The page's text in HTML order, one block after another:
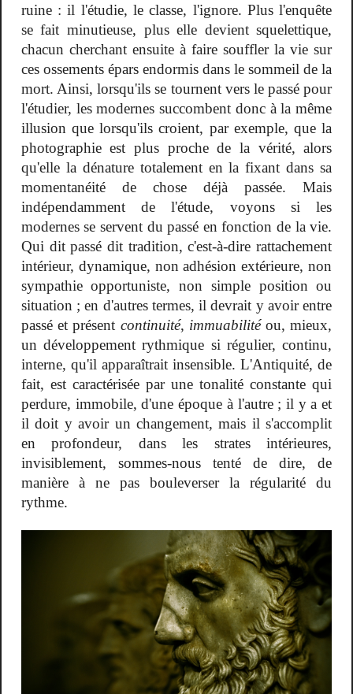
ruine : il l'étudie, le classe, l'ignore. Plus l'enquête
se fait minutieuse, plus elle devient squelettique,
chacun cherchant ensuite à faire souffler la vie sur
ces ossements épars endormis dans le sommeil de la
mort. Ainsi, lorsqu'ils se tournent vers le passé pour
l'étudier, les modernes succombent donc à la même
illusion que lorsqu'ils croient, par exemple, que la
photographie est plus proche de la vérité, alors
qu'elle la dénature totalement en la fixant dans sa
momentanéité de chose déjà passée. Mais
indépendamment de l'étude, voyons si les
modernes se servent du passé en fonction de la vie.
Qui dit passé dit tradition, c'est-à-dire rattachement
intérieur, dynamique, non adhésion extérieure, non
sympathie opportuniste, non simple position ou
situation ; en d'autres termes, il devrait y avoir entre
passé et présent continuité, immuabilitéou, mieux,
un développement rythmique si régulier, continu,
interne, qu'il apparaîtrait insensible. L'Antiquité, de
fait, est caractérisée par une tonalité constante qui
perdure, immobile, d'une époque à l'autre ; il y a et
il doit y avoir un changement, mais il s'accomplit
en profondeur, dans les strates intérieures,
invisiblement, sommes-nous tenté de dire, de
manière à ne pas bouleverser la régularité du
rythme.